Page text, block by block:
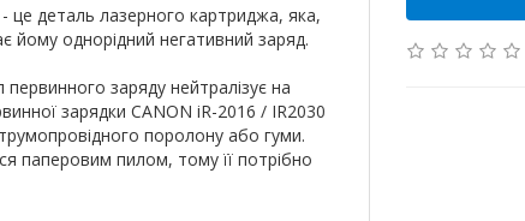
це деталь лазерного картриджа, яка,
йому однорідний негативний заряд.
заряду нейтралізує на
зарядки CANON iR-2016 / IR2030
поролону або гуми.
паперовим пилом, тому її потрібно